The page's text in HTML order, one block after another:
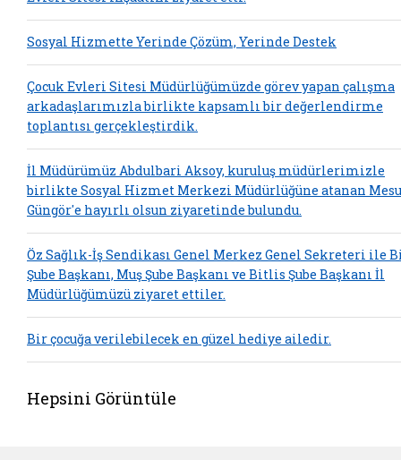
Sosyal Hizmette Yerinde Çözüm, Yerinde Destek
Çocuk Evleri Sitesi Müdürlüğümüzde görev yapan çalışma
arkadaşlarımızla birlikte kapsamlı bir değerlendirme
toplantısı gerçekleştirdik.
İl Müdürümüz Abdulbari Aksoy, kuruluş müdürlerimizle
birlikte Sosyal Hizmet Merkezi Müdürlüğüne atanan
Güngör'e hayırlı olsun ziyaretinde bulundu.
Öz Sağlık-İş Sendikası Genel Merkez Genel Sekreteri ile
Şube Başkanı, Muş Şube Başkanı ve Bitlis Şube Başkanı İl
Müdürlüğümüzü ziyaret ettiler.
Bir çocuğa verilebilecek en güzel hediye ailedir.
Hepsini Görüntüle